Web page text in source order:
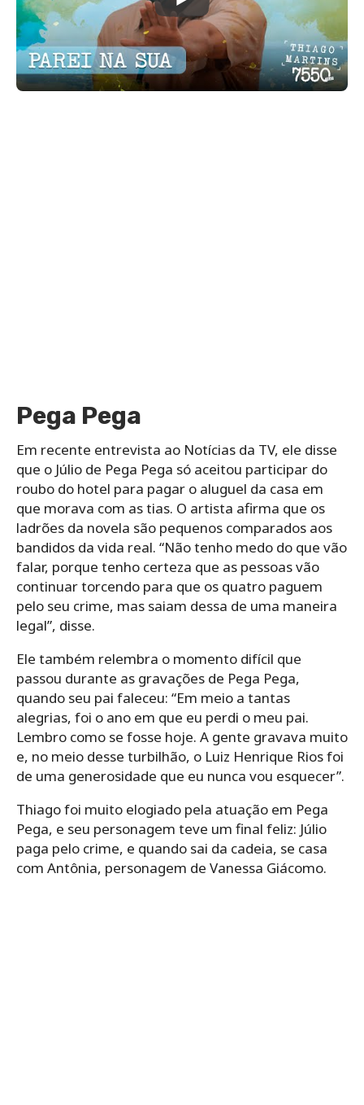
Pega Pega
Em recente entrevista ao Notícias da TV, ele disse
que o Júlio de Pega Pega só aceitou participar do
roubo do hotel para pagar o aluguel da casa em
que morava com as tias. O artista afirma que os
ladrões da novela são pequenos comparados aos
bandidos da vida real. “Não tenho medo do que vão
falar, porque tenho certeza que as pessoas vão
continuar torcendo para que os quatro paguem
pelo seu crime, mas saiam dessa de uma maneira
legal”, disse.
Ele também relembra o momento difícil que
passou durante as gravações de Pega Pega,
quando seu pai faleceu: “Em meio a tantas
alegrias, foi o ano em que eu perdi o meu pai.
Lembro como se fosse hoje. A gente gravava muito
e, no meio desse turbilhão, o Luiz Henrique Rios foi
de uma generosidade que eu nunca vou esquecer”.
Thiago foi muito elogiado pela atuação em Pega
Pega, e seu personagem teve um final feliz: Júlio
paga pelo crime, e quando sai da cadeia, se casa
com Antônia, personagem de Vanessa Giácomo.